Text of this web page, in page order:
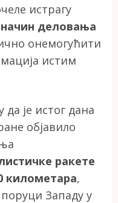
истрагу
деловања
онемогућити
истим
је истог дана
објавило
ракете
километара,
Западу у